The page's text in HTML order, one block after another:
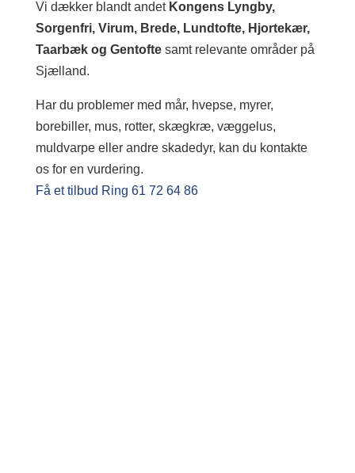
Vi dækker blandt andet Kongens Lyngby,
Sorgenfri, Virum, Brede, Lundtofte, Hjortekær,
Taarbæk og Gentoftesamt relevante områder på
Sjælland.
Har du problemer med mår, hvepse, myrer,
borebiller, mus, rotter, skægkræ, væggelus,
muldvarpe eller andre skadedyr, kan du kontakte
os for en vurdering.
Få et tilbud Ring 61 72 64 86